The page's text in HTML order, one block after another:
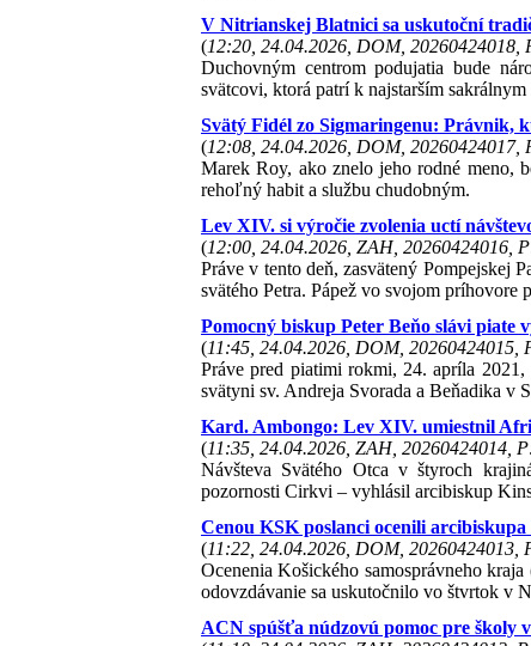
V Nitrianskej Blatnici sa uskutoční
(12:20, 24.04.2026, DOM, 20260424018,
Duchovným centrom podujatia bude
svätcovi, ktorá patrí k najstarším sakrálnym
Svätý Fidél zo Sigmaringenu: Právnik,
(12:08, 24.04.2026, DOM, 20260424017,
Marek Roy, ako znelo jeho rodné meno,
rehoľný habit a službu chudobným.
Lev XIV. si výročie zvolenia uctí
(12:00, 24.04.2026, ZAH, 20260424016,
Práve v tento deň, zasvätený Pompejskej
svätého Petra. Pápež vo svojom
Pomocný biskup Peter Beňo slávi piate
(11:45, 24.04.2026, DOM, 20260424015,
Práve pred piatimi rokmi, 24. apríla
svätyni sv. Andreja Svorada a Beňadika v
Kard. Ambongo: Lev XIV. umiestnil
(11:35, 24.04.2026, ZAH, 20260424014,
Návšteva Svätého Otca v štyroch
pozornosti Cirkvi – vyhlásil arcibiskup
Cenou KSK poslanci ocenili
(11:22, 24.04.2026, DOM, 20260424013,
Ocenenia Košického samosprávneho
odovzdávanie sa uskutočnilo vo štvrtok v
ACN spúšťa núdzovú pomoc pre školy